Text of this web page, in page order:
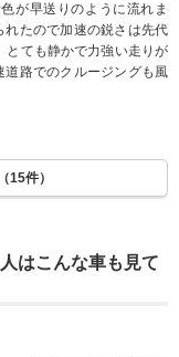
が早送りのように流れま
たので加速の鋭さは先代
とても静かで力強い走りが
路でのクルージングも風
15件）
はこんな車も見て